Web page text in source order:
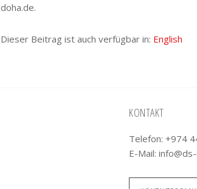
doha.de.
Dieser Beitrag ist auch verfügbar in: English
KONTAKT
Telefon: +974
E-Mail: